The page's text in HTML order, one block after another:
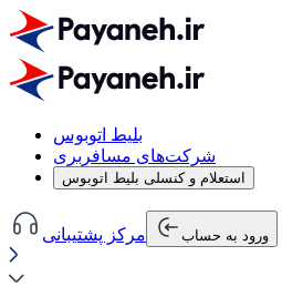
بلیط اتوبوس
شرکت‌های مسافربری
استعلام و کنسلی بلیط اتوبوس
مرکز پشتیبانی ورود به حساب